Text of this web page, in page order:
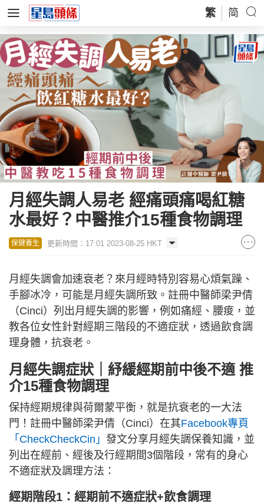
繁 简
月經失調人易老 經痛頭痛喝紅糖
水最好？中醫推介15種食物調理
保健養生 更新時間：17:01 2023-08-25 HKT
月經失調會加速衰老？來月經時特別容易心煩氣躁、
手腳冰冷，可能是月經失調所致。註冊中醫師梁尹倩
（Cinci）列出月經失調的影響，例如痛經、腰痠，並
教各位女性針對經期三階段的不適症狀，透過飲食調
理身體，抗衰老。
月經失調症狀｜紓緩經期前中後不適 推
介15種食物調理
保持經期規律與荷爾蒙平衡，就是抗衰老的一大法
門！註冊中醫師梁尹倩（Cinci）在其Facebook專頁
「CheckCheckCin」 發文分享月經失調保養知識，並
列出在經前、經後及行經期間3個階段，常有的身心
不適症狀及調理方法：
經期階段1：經期前不適症狀+飲食調理